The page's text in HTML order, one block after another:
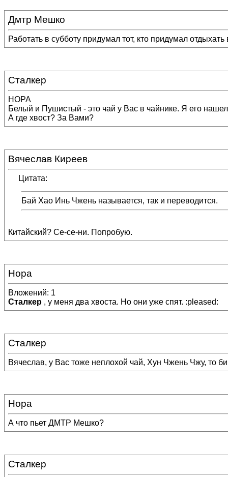
Дмтр Мешко
Работать в субботу придумал тот, кто придумал
Сталкер
НОРА
Белый и Пушистый - это чай у Вас в чайнике. Я его
А где хвост? За Вами?
Вячеслав Киреев
Цитата:
Бай Хао Инь Чжень называется, так и переводится.
Китайский? Се-се-ни. Попробую.
Нора
Вложений: 1
Сталкер , у меня два хвоста. Но они уже спят. :pleased:
Сталкер
Вячеслав, у Вас тоже неплохой чай, Хун Чжень Чжу, то
Нора
А что пьет ДМТР Мешко?
Сталкер